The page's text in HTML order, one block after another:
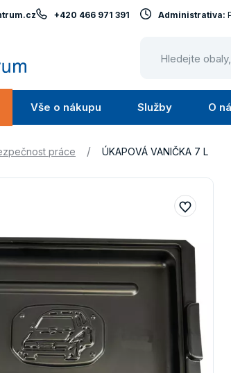
Submenu
Produkty
Vše o nákupu
Submenu
Vše
Služby
Služby
O
+420 466 971 391 Administrativa:
práce / ÚKAPOVÁ VANIČKA 7 L